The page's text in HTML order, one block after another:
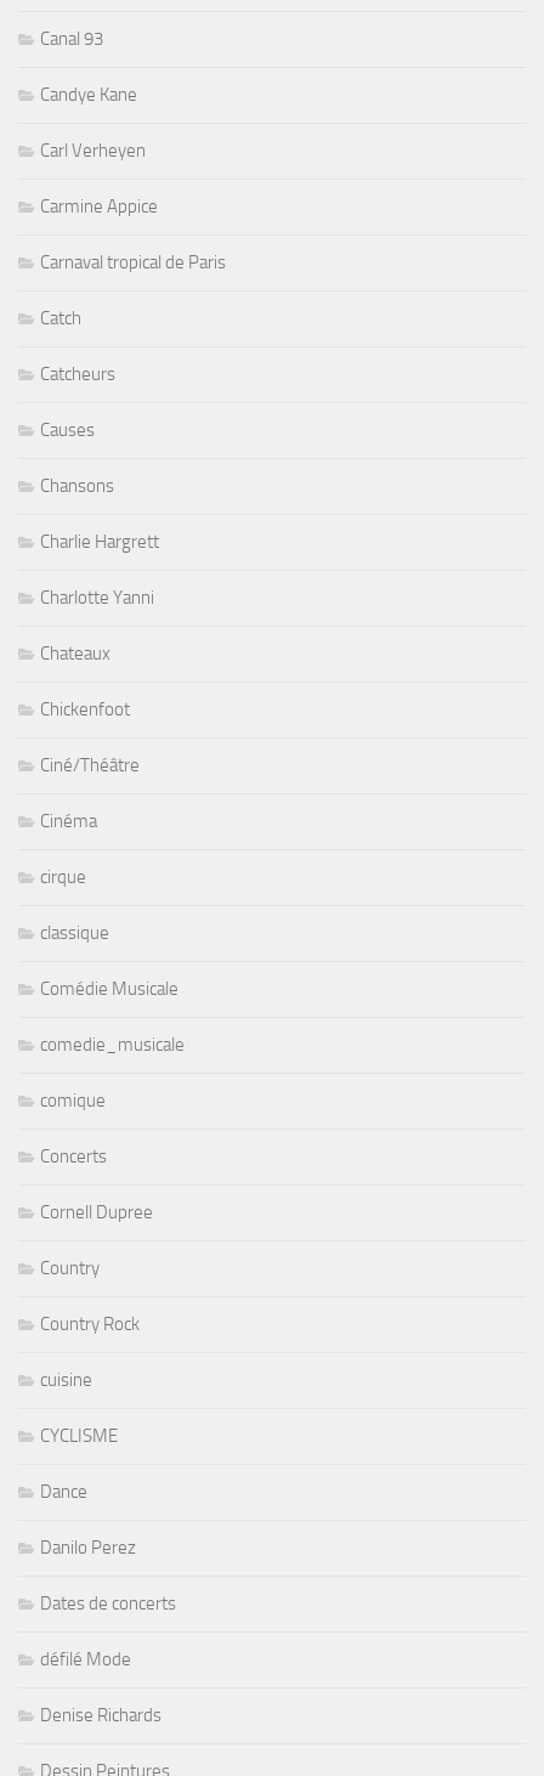
Canal 93
Candye Kane
Carl Verheyen
Carmine Appice
Carnaval tropical de Paris
Catch
Catcheurs
Causes
Chansons
Charlie Hargrett
Charlotte Yanni
Chateaux
Chickenfoot
Ciné/Théâtre
Cinéma
cirque
classique
Comédie Musicale
comedie_musicale
comique
Concerts
Cornell Dupree
Country
Country Rock
cuisine
CYCLISME
Dance
Danilo Perez
Dates de concerts
défilé Mode
Denise Richards
Dessin Peintures